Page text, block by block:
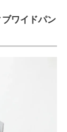
ワイドパン